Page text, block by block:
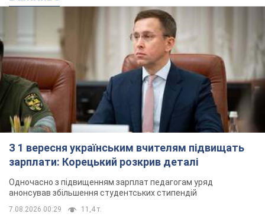
Новини. Суспільство "Ціннісна людина і...
Важливе
З 1 вересня українським вчителям підвищать
зарплати: Корецький розкрив деталі